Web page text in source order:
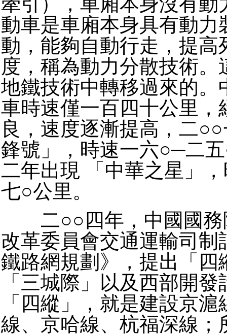
動車是車廂本身具有動力
動，能夠自動行走，提高
度，稱為動力分散技術。
地鐵技術中轉移過來的。
車時速僅一百四十公里，
良，速度逐漸提高，二
鋒號」，時速一六○─二
二年出現 「中華之星」
七○公里。
二○○四年，中國國務
改革委員會交通運輸司制
鐵路網規劃》，提出「四
「三城際」以及西部開
「四縱」，就是建設京
線、京哈線、杭福深線；